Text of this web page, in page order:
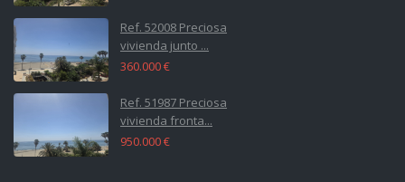
Ref. 52008 Preciosa
vivienda junto ...
360.000 €
Ref. 51987 Preciosa
vivienda fronta...
950.000 €